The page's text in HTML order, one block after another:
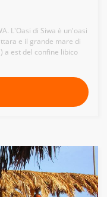
L'Oasi di Siwa è un'oasi
e il grande mare di
a est del confine libico